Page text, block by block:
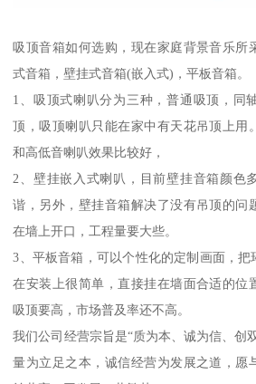
吸顶音箱如何选购，现在家庭背景音乐所
式音箱，壁挂式音箱(嵌入式)，平板音箱。
1、吸顶式喇叭分为三种，普通吸顶，同
顶，吸顶喇叭只能在家中有天花吊顶上用
和高低音喇叭效果比较好，
2、壁挂嵌入式喇叭，目前壁挂音箱颜色
谐，另外，壁挂音箱解决了没有吊顶的问
在墙上开口，工程量要大些。
3、平板音箱，可以个性化的定制画面，把
在安装上很简单，直接挂在墙面合适的位
吸顶要高，市场普及率还不高。
我们公司经营宗旨是“质为本、诚为信、创
量为立足之本，诚信经营为发展之道，愿